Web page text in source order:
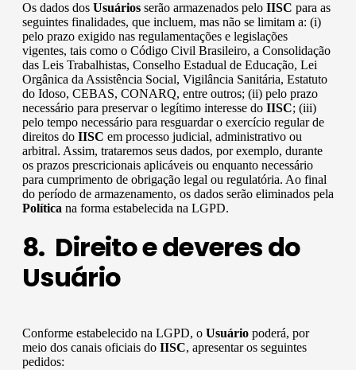
Os dados dos Usuários serão armazenados pelo IISC para as
seguintes finalidades, que incluem, mas não se limitam a: (i)
pelo prazo exigido nas regulamentações e legislações
vigentes, tais como o Código Civil Brasileiro, a Consolidação
das Leis Trabalhistas, Conselho Estadual de Educação, Lei
Orgânica da Assistência Social, Vigilância Sanitária, Estatuto
do Idoso, CEBAS, CONARQ, entre outros; (ii) pelo prazo
necessário para preservar o legítimo interesse do IISC; (iii)
pelo tempo necessário para resguardar o exercício regular de
direitos do IISC em processo judicial, administrativo ou
arbitral. Assim, trataremos seus dados, por exemplo, durante
os prazos prescricionais aplicáveis ou enquanto necessário
para cumprimento de obrigação legal ou regulatória. Ao final
do período de armazenamento, os dados serão eliminados pela
Política na forma estabelecida na LGPD.
8. Direito e deveres do
Usuário
Conforme estabelecido na LGPD, o Usuário poderá, por
meio dos canais oficiais do IISC, apresentar os seguintes
pedidos: